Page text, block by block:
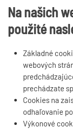
Na našich
použité
Základné
webových
prechádzate
Cookies na
odhaľovanie
Výkonové